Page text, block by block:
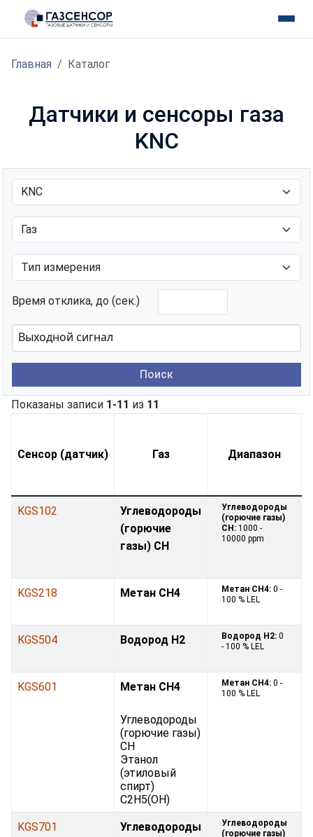
Главная Каталог
Датчики и сенсоры газа
KNC
Время отклика, до (сек.)
Поиск
Показаны записи 1-11 из 11
Сенсор (датчик) Газ Диапазон
KGS102
Углеводороды
(горючие
газы) CH
Углеводороды
(горючие газы)
CH: 1000 -
10000 ppm
KGS218 Метан CH4 Метан CH4: 0 -
100 % LEL
KGS504 Водород H2 Водород H2: 0
- 100 % LEL
KGS601 Метан CH4
Углеводороды
(горючие газы)
CH
Этанол
(этиловый
спирт)
C2H5(OH)
Метан CH4: 0 -
100 % LEL
KGS701
Углеводороды
Углеводороды
(горючие газы)